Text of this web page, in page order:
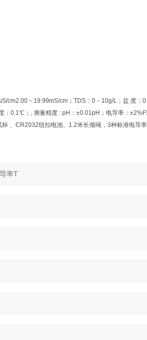
cm2.00－19.99mS/cm；TDS：0－10g/L；盐 度：
0.1℃；, 测量精度 : pH：±0.01pH；电导率：
、CR2032纽扣电池、1.2米长颈绳，3种标准电导